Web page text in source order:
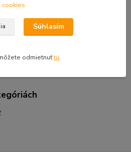
mm
415 kg
cookies
Súhlasím
odmietnuťtu.